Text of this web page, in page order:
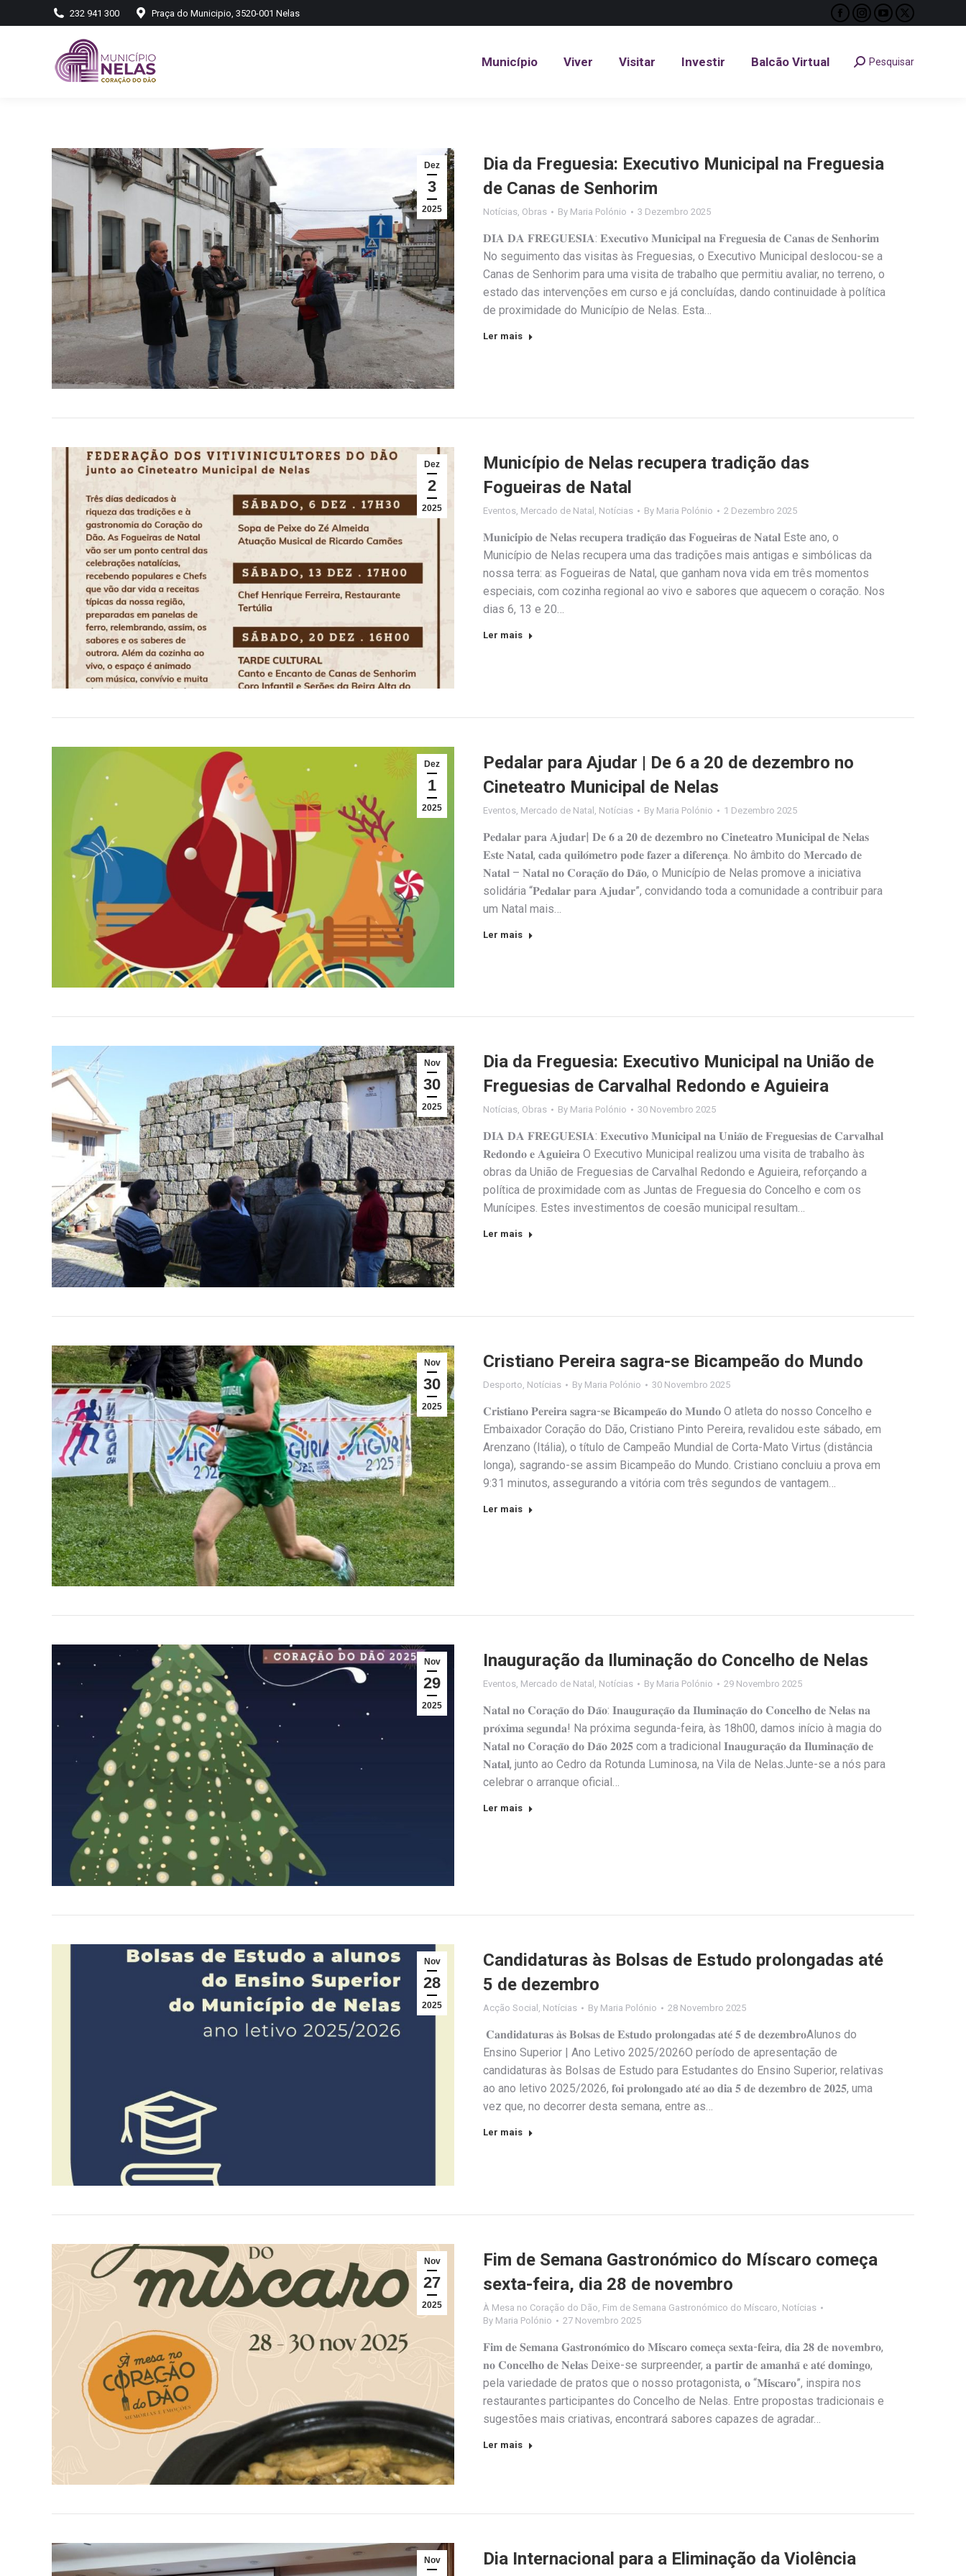
232 941 300 Praça do Municipio, 3520-001 Nelas
Facebook
opens
Instagram
opens
YouTube
opens
X
opens
Município Viver Visitar Investir Balcão Virtual Search:Pesquisar
Dez
3
2025
Dia da Freguesia: Executivo Municipal na Freguesia
de Canas de Senhorim
Notícias, Obras By Maria Polónio 3 Dezembro 2025
𝐃𝐈𝐀 𝐃𝐀 𝐅𝐑𝐄𝐆𝐔𝐄𝐒𝐈𝐀: 𝐄𝐱𝐞𝐜𝐮𝐭𝐢𝐯𝐨 𝐌𝐮𝐧𝐢𝐜𝐢𝐩𝐚𝐥 𝐧𝐚 𝐅𝐫𝐞𝐠𝐮𝐞𝐬𝐢𝐚 𝐝𝐞 𝐂𝐚𝐧𝐚𝐬 𝐝𝐞 𝐒𝐞𝐧𝐡𝐨𝐫𝐢𝐦
No seguimento das visitas às Freguesias, o Executivo Municipal deslocou-se a
Canas de Senhorim para uma visita de trabalho que permitiu avaliar, no terreno, o
estado das intervenções em curso e já concluídas, dando continuidade à política
de proximidade do Município de Nelas. Esta…
Ler mais
Dez
2
2025
Município de Nelas recupera tradição das
Fogueiras de Natal
Eventos, Mercado de Natal , Notícias By Maria Polónio 2 Dezembro 2025
𝐌𝐮𝐧𝐢𝐜𝐢́𝐩𝐢𝐨 𝐝𝐞 𝐍𝐞𝐥𝐚𝐬 𝐫𝐞𝐜𝐮𝐩𝐞𝐫𝐚 𝐭𝐫𝐚𝐝𝐢𝐜̧𝐚̃𝐨 𝐝𝐚𝐬 𝐅𝐨𝐠𝐮𝐞𝐢𝐫𝐚𝐬 𝐝𝐞 𝐍𝐚𝐭𝐚𝐥 Este ano, o
Município de Nelas recupera uma das tradições mais antigas e simbólicas da
nossa terra: as Fogueiras de Natal, que ganham nova vida em três momentos
especiais, com cozinha regional ao vivo e sabores que aquecem o coração. Nos
dias 6, 13 e 20…
Ler mais
Dez
1
2025
Pedalar para Ajudar | De 6 a 20 de dezembro no
Cineteatro Municipal de Nelas
Eventos Mercado de Natal Notícias By Maria Polónio 1 Dezembro 2025
𝐏𝐞𝐝𝐚𝐥𝐚𝐫 𝐩𝐚𝐫𝐚 𝐀𝐣𝐮𝐝𝐚𝐫| 𝐃𝐞 𝟔 𝐚 𝟐𝟎 𝐝𝐞 𝐝𝐞𝐳𝐞𝐦𝐛𝐫𝐨 𝐧𝐨 𝐂𝐢𝐧𝐞𝐭𝐞𝐚𝐭𝐫𝐨 𝐌𝐮𝐧𝐢𝐜𝐢𝐩𝐚𝐥 𝐝𝐞 𝐍𝐞𝐥𝐚𝐬
𝐄𝐬𝐭𝐞 𝐍𝐚𝐭𝐚𝐥, 𝐜𝐚𝐝𝐚 𝐪𝐮𝐢𝐥𝐨́𝐦𝐞𝐭𝐫𝐨 𝐩𝐨𝐝𝐞 𝐟𝐚𝐳𝐞𝐫 𝐚 𝐝𝐢𝐟𝐞𝐫𝐞𝐧𝐜̧𝐚. No âmbito do 𝐌𝐞𝐫𝐜𝐚𝐝𝐨 𝐝𝐞
𝐍𝐚𝐭𝐚𝐥 – 𝐍𝐚𝐭𝐚𝐥 𝐧𝐨 𝐂𝐨𝐫𝐚𝐜̧𝐚̃𝐨 𝐝𝐨 𝐃𝐚̃𝐨, o Município de Nelas promove a iniciativa
solidária “𝐏𝐞𝐝𝐚𝐥𝐚𝐫 𝐩𝐚𝐫𝐚 𝐀𝐣𝐮𝐝𝐚𝐫”, convidando toda a comunidade a contribuir para
um Natal mais…
Ler mais
Nov
30
2025
Dia da Freguesia: Executivo Municipal na União de
Freguesias de Carvalhal Redondo e Aguieira
Notícias, Obras By Maria Polónio 30 Novembro 2025
𝐃𝐈𝐀 𝐃𝐀 𝐅𝐑𝐄𝐆𝐔𝐄𝐒𝐈𝐀: 𝐄𝐱𝐞𝐜𝐮𝐭𝐢𝐯𝐨 𝐌𝐮𝐧𝐢𝐜𝐢𝐩𝐚𝐥 𝐧𝐚 𝐔𝐧𝐢𝐚̃𝐨 𝐝𝐞 𝐅𝐫𝐞𝐠𝐮𝐞𝐬𝐢𝐚𝐬 𝐝𝐞 𝐂𝐚𝐫𝐯𝐚𝐥𝐡𝐚𝐥
𝐑𝐞𝐝𝐨𝐧𝐝𝐨 𝐞 𝐀𝐠𝐮𝐢𝐞𝐢𝐫𝐚 O Executivo Municipal realizou uma visita de trabalho às
obras da União de Freguesias de Carvalhal Redondo e Aguieira, reforçando a
política de proximidade com as Juntas de Freguesia do Concelho e com os
Munícipes. Estes investimentos de coesão municipal resultam…
Ler mais
Nov
30
2025
Cristiano Pereira sagra-se Bicampeão do Mundo
Desporto Notícias By Maria Polónio 30 Novembro 2025
𝐂𝐫𝐢𝐬𝐭𝐢𝐚𝐧𝐨 𝐏𝐞𝐫𝐞𝐢𝐫𝐚 𝐬𝐚𝐠𝐫𝐚-𝐬𝐞 𝐁𝐢𝐜𝐚𝐦𝐩𝐞𝐚̃𝐨 𝐝𝐨 𝐌𝐮𝐧𝐝𝐨 O atleta do nosso Concelho e
Embaixador Coração do Dão, Cristiano Pinto Pereira, revalidou este sábado, em
Arenzano (Itália), o título de Campeão Mundial de Corta-Mato Virtus (distância
longa), sagrando-se assim Bicampeão do Mundo. Cristiano concluiu a prova em
9:31 minutos, assegurando a vitória com três segundos de vantagem…
Ler mais
Nov
29
2025
Inauguração da Iluminação do Concelho de Nelas
Eventos, Mercado de Natal , Notícias By Maria Polónio 29 Novembro 2025
𝐍𝐚𝐭𝐚𝐥 𝐧𝐨 𝐂𝐨𝐫𝐚𝐜̧𝐚̃𝐨 𝐝𝐨 𝐃𝐚̃𝐨: 𝐈𝐧𝐚𝐮𝐠𝐮𝐫𝐚𝐜̧𝐚̃𝐨 𝐝𝐚 𝐈𝐥𝐮𝐦𝐢𝐧𝐚𝐜̧𝐚̃𝐨 𝐝𝐨 𝐂𝐨𝐧𝐜𝐞𝐥𝐡𝐨 𝐝𝐞 𝐍𝐞𝐥𝐚𝐬 𝐧𝐚
𝐩𝐫𝐨́𝐱𝐢𝐦𝐚 𝐬𝐞𝐠𝐮𝐧𝐝𝐚! Na próxima segunda-feira, às 18h00, damos início à magia do
𝐍𝐚𝐭𝐚𝐥 𝐧𝐨 𝐂𝐨𝐫𝐚𝐜̧𝐚̃𝐨 𝐝𝐨 𝐃𝐚̃𝐨 𝟐𝟎𝟐𝟓 com a tradicional 𝐈𝐧𝐚𝐮𝐠𝐮𝐫𝐚𝐜̧𝐚̃𝐨 𝐝𝐚 𝐈𝐥𝐮𝐦𝐢𝐧𝐚𝐜̧𝐚̃𝐨 𝐝𝐞
𝐍𝐚𝐭𝐚𝐥, junto ao Cedro da Rotunda Luminosa, na Vila de Nelas.Junte-se a nós para
celebrar o arranque oficial…
Ler mais
Nov
28
2025
Candidaturas às Bolsas de Estudo prolongadas até
5 de dezembro
Acção Social , Notícias By Maria Polónio 28 Novembro 2025
𝐂𝐚𝐧𝐝𝐢𝐝𝐚𝐭𝐮𝐫𝐚𝐬 𝐚̀𝐬 𝐁𝐨𝐥𝐬𝐚𝐬 𝐝𝐞 𝐄𝐬𝐭𝐮𝐝𝐨 𝐩𝐫𝐨𝐥𝐨𝐧𝐠𝐚𝐝𝐚𝐬 𝐚𝐭𝐞́ 𝟓 𝐝𝐞 𝐝𝐞𝐳𝐞𝐦𝐛𝐫𝐨Alunos do
Ensino Superior | Ano Letivo 2025/2026O período de apresentação de
candidaturas às Bolsas de Estudo para Estudantes do Ensino Superior, relativas
ao ano letivo 2025/2026, 𝐟𝐨𝐢 𝐩𝐫𝐨𝐥𝐨𝐧𝐠𝐚𝐝𝐨 𝐚𝐭𝐞́ 𝐚𝐨 𝐝𝐢𝐚 𝟓 𝐝𝐞 𝐝𝐞𝐳𝐞𝐦𝐛𝐫𝐨 𝐝𝐞 𝟐𝟎𝟐𝟓, uma
vez que, no decorrer desta semana, entre as…
Ler mais
Nov
27
2025
Fim de Semana Gastronómico do Míscaro começa
sexta-feira, dia 28 de novembro
À Mesa no Coração do Dão Fim de Semana Gastronómico do Míscaro Notícias
By Maria Polónio 27 Novembro 2025
𝐅𝐢𝐦 𝐝𝐞 𝐒𝐞𝐦𝐚𝐧𝐚 𝐆𝐚𝐬𝐭𝐫𝐨𝐧𝐨́𝐦𝐢𝐜𝐨 𝐝𝐨 𝐌𝐢́𝐬𝐜𝐚𝐫𝐨 𝐜𝐨𝐦𝐞𝐜̧𝐚 𝐬𝐞𝐱𝐭𝐚-𝐟𝐞𝐢𝐫𝐚, 𝐝𝐢𝐚 𝟐𝟖 𝐝𝐞 𝐧𝐨𝐯𝐞𝐦𝐛𝐫𝐨,
𝐧𝐨 𝐂𝐨𝐧𝐜𝐞𝐥𝐡𝐨 𝐝𝐞 𝐍𝐞𝐥𝐚𝐬 Deixe-se surpreender, 𝐚 𝐩𝐚𝐫𝐭𝐢𝐫 𝐝𝐞 𝐚𝐦𝐚𝐧𝐡𝐚̃ 𝐞 𝐚𝐭𝐞́ 𝐝𝐨𝐦𝐢𝐧𝐠𝐨,
pela variedade de pratos que o nosso protagonista, 𝐨 “𝐌𝐢́𝐬𝐜𝐚𝐫𝐨”, inspira nos
restaurantes participantes do Concelho de Nelas. Entre propostas tradicionais e
sugestões mais criativas, encontrará sabores capazes de agradar…
Ler mais
Nov
Dia Internacional para a Eliminação da Violência
Município Viver Visitar Investir Balcão Virtual Search:
Pesquisar